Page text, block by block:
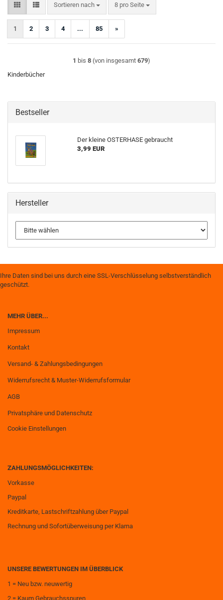
Sortieren nach
Sortieren nach 8 pro Seite
pro Seite
1 2 3 4 ... 85 »
1 bis 8 (von insgesamt 679)
Kinderbücher
Bestseller
Der kleine OSTERHASE gebraucht
3,99 EUR
Hersteller
Ihre Daten sind bei uns durch eine SSL-Verschlüsselung selbstverständlich
geschützt.
MEHR ÜBER...
Impressum
Kontakt
Versand- & Zahlungsbedingungen
Widerrufsrecht & Muster-Widerrufsformular
AGB
Privatsphäre und Datenschutz
Cookie Einstellungen
ZAHLUNGSMÖGLICHKEITEN:
Vorkasse
Paypal
Kreditkarte, Lastschriftzahlung über Paypal
Rechnung und Sofortüberweisung per Klarna
UNSERE BEWERTUNGEN IM ÜBERBLICK
1 = Neu bzw. neuwertig
2 = Kaum Gebrauchsspuren